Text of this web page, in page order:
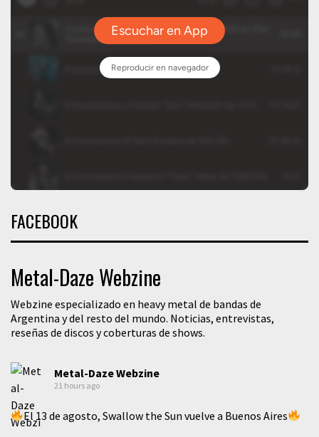
FACEBOOK
Metal-Daze Webzine
Webzine especializado en heavy metal de bandas de
Argentina y del resto del mundo. Noticias, entrevistas,
reseñas de discos y coberturas de shows.
Metal-Daze Webzine
21 hours ago
El 13 de agosto, Swallow the Sun vuelve a Buenos Aires